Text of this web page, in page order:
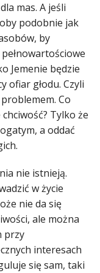
mas. A jeśli
podobnie jak
by
Jemenie będzie
ofiar głodu. Czyli
Co
Tylko że
a oddać
nie istnieją.
w życie
nie da się
ale można
przy
interesach
się sam, taki